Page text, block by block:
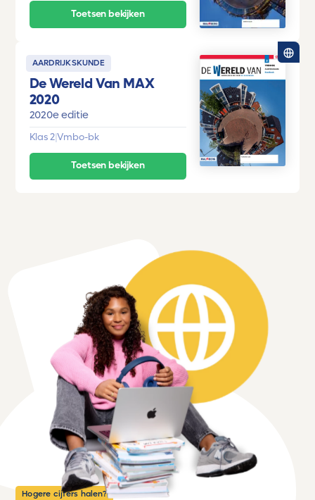
Toetsen bekijken
AARDRIJKSKUNDE
De Wereld Van MAX
2020
2020e editie
Klas 2|Vmbo-bk
Toetsen bekijken
Hogere cijfers halen?